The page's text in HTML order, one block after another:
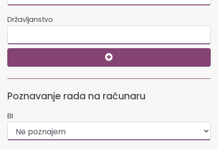
Državljanstvo
Poznavanje rada na računaru
BI